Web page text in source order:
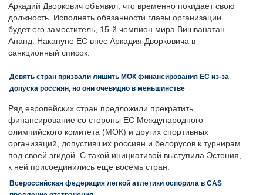
Аркадий Дворкович объявил, что временно покидает свою
должность. Исполнять обязанности главы организации
будет его заместитель, 15-й чемпион мира Вишванатан
Ананд. Накануне ЕС внес Аркадия Дворковича в
санкционный список.
Девять стран призвали лишить МОК финансирования ЕС из-за
допуска россиян, но они очевидно в меньшинстве
Ряд европейских стран предложили прекратить
финансирование со стороны ЕС Международного
олимпийского комитета (МОК) и других спортивных
организаций, допустивших россиян и белорусов к турнирам
под своей эгидой. С такой инициативой выступила Эстония,
к ней присоединились еще восемь стран.
Всероссийская федерация легкой атлетики оспорила в CAS